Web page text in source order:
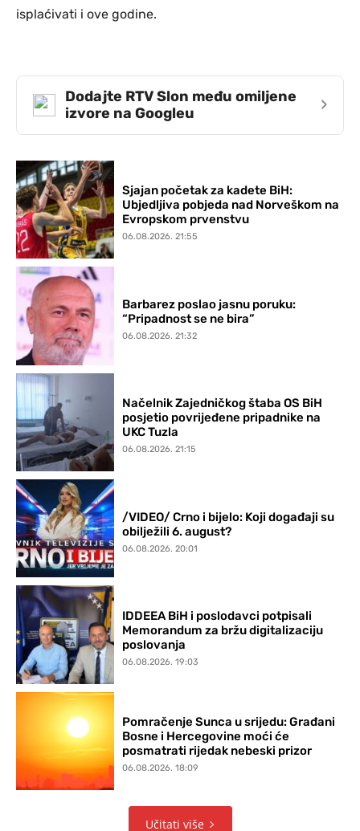
isplaćivati i ove godine.
Dodajte RTV Slon među omiljene
izvore na Googleu
›
Sjajan početak za kadete BiH:
Ubjedljiva pobjeda nad Norveškom na
Evropskom prvenstvu
06.08.2026. 21:55
Barbarez poslao jasnu poruku:
“Pripadnost se ne bira”
06.08.2026. 21:32
Načelnik Zajedničkog štaba OS BiH
posjetio povrijeđene pripadnike na
UKC Tuzla
06.08.2026. 21:15
/VIDEO/ Crno i bijelo: Koji događaji su
obilježili 6. august?
06.08.2026. 20:01
IDDEEA BiH i poslodavci potpisali
Memorandum za bržu digitalizaciju
poslovanja
06.08.2026. 19:03
Pomračenje Sunca u srijedu: Građani
Bosne i Hercegovine moći će
posmatrati rijedak nebeski prizor
06.08.2026. 18:09
Učitati više